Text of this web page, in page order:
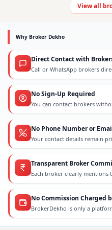
View all
Why Broker Dekho
Direct Contact with
Call or WhatsApp brokers
No Sign-Up Required
You can contact brokers
No Phone Number or
Your contact details remain
Transparent Broker
Each broker clearly
No Commission Charged
BrokerDekho is only a